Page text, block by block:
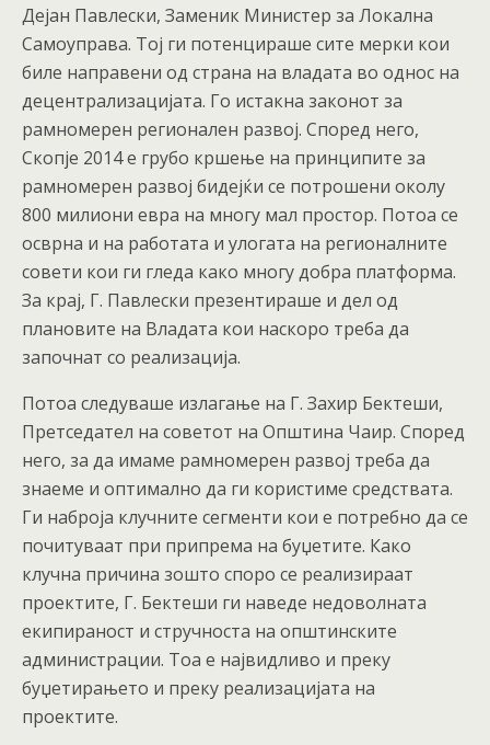
Дејан Павлески, Заменик Министер за Локална
Самоуправа. Тој ги потенцираше сите мерки кои
биле направени од страна на владата во однос на
децентрализацијата. Го истакна законот за
рамномерен регионален развој. Според него,
Скопје 2014 е грубо кршење на принципите за
рамномерен развој бидејќи се потрошени околу
800 милиони евра на многу мал простор. Потоа се
осврна и на работата и улогата на регионалните
совети кои ги гледа како многу добра платформа.
За крај, Г. Павлески презентираше и дел од
плановите на Владата кои наскоро треба да
започнат со реализација.
Потоа следуваше излагање на Г. Захир Бектеши,
Претседател на советот на Општина Чаир. Според
него, за да имаме рамномерен развој треба да
знаеме и оптимално да ги користиме средствата.
Ги наброја клучните сегменти кои е потребно да се
почитуваат при припрема на буџетите. Како
клучна причина зошто споро се реализираат
проектите, Г. Бектеши ги наведе недоволната
екипираност и стручноста на општинските
администрации. Тоа е највидливо и преку
буџетирањето и преку реализацијата на
проектите.